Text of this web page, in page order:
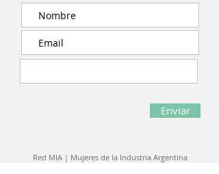
Enviar
Red MIA | Mujeres de la Industria Argentina